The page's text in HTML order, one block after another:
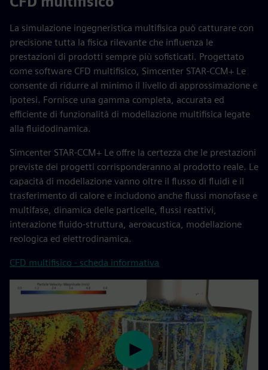
La simulazione ingegneristica multifisica può catturare con
precisione tutta la fisica rilevante che influenza le
prestazioni di prodotti sempre più sofisticati. Progettato
come software CFD multifisico, Simcenter STAR-CCM+ Le
consente di ridurre al minimo il livello di approssimazione e
ipotesi. Fornisce una gamma completa, accurata ed
efficiente di funzionalità di modellazione multifisica legate
alla fluidodinamica.
Simcenter STAR-CCM+ Le offre la certezza che le prestazioni
previste dei progetti corrisponderanno al prodotto reale. Le
capacità di modellazione vanno oltre il flusso di fluidi e il
trasferimento di calore e includono anche flussi monofase e
multifase, dinamica delle particelle, flussi reattivi,
interazione fluido-struttura, aeroacustica, modellazione
reologica ed elettrodinamica.
CFD multifisico - scheda informativa
Play